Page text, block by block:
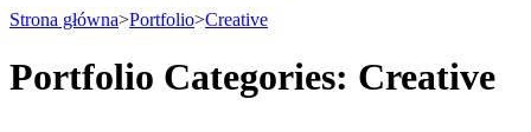
Strona główna>Portfolio>Creative
Portfolio Categories: Creative